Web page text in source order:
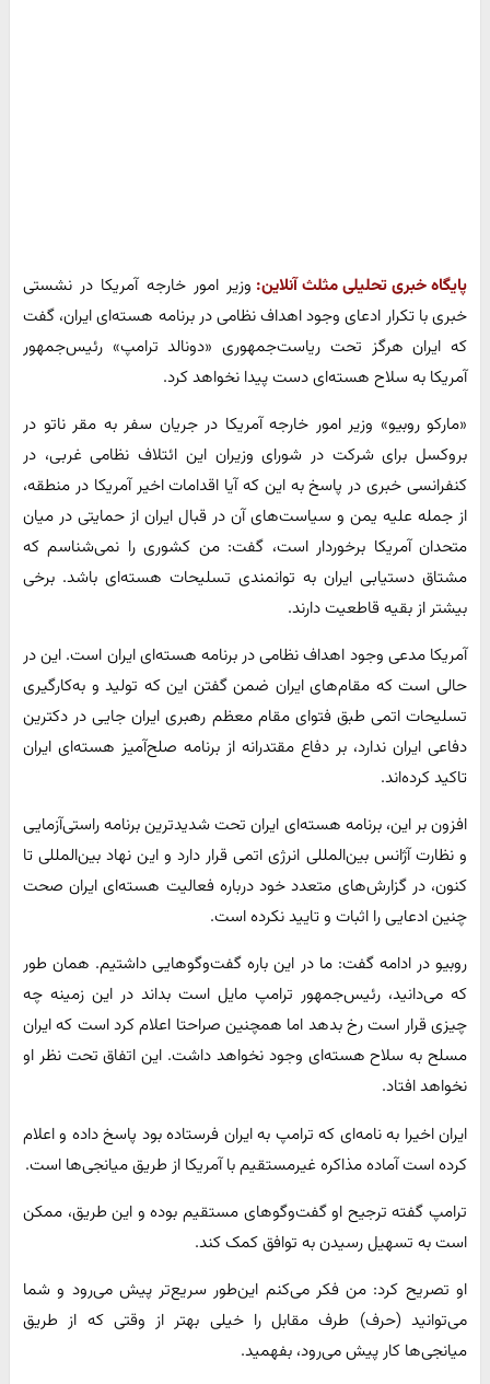
پایگاه خبری تحلیلی مثلث آنلاین: وزیر امور خارجه آمریکا در نشستی
خبری با تکرار ادعای وجود اهداف نظامی در برنامه هسته‌ای ایران، گفت
که ایران هرگز تحت ریاست‌جمهوری «دونالد ترامپ» رئیس‌جمهور
آمریکا به سلاح هسته‌ای دست پیدا نخواهد کرد.
«مارکو روبیو» وزیر امور خارجه آمریکا در جریان سفر به مقر ناتو در
بروکسل برای شرکت در شورای وزیران این ائتلاف نظامی غربی، در
کنفرانسی خبری در پاسخ به این که آیا اقدامات اخیر آمریکا در منطقه،
از جمله علیه یمن و سیاست‌های آن در قبال ایران از حمایتی در میان
متحدان آمریکا برخوردار است، گفت: من کشوری را نمی‌شناسم که
مشتاق دستیابی ایران به توانمندی‌ تسلیحات هسته‌ای باشد. برخی
بیشتر از بقیه قاطعیت دارند.
آمریکا مدعی وجود اهداف نظامی در برنامه هسته‌ای ایران است. این در
حالی است که مقام‌های ایران ضمن گفتن این که تولید و به‌کارگیری
تسلیحات اتمی طبق فتوای مقام معظم رهبری ایران جایی در دکترین
دفاعی ایران ندارد، بر دفاع مقتدرانه از برنامه صلح‌آمیز هسته‌ای ایران
تاکید کرده‌اند.
افزون بر این، برنامه هسته‌ای ایران تحت شدیدترین برنامه راستی‌آزمایی
و نظارت آژانس بین‌المللی انرژی اتمی قرار دارد و این نهاد بین‌المللی تا
کنون، در گزارش‌های متعدد خود درباره فعالیت هسته‌ای ایران صحت
چنین ادعایی را اثبات و تایید نکرده است.
روبیو در ادامه گفت: ما در این باره گفت‌وگوهایی داشتیم. همان طور
که می‌دانید، رئیس‌جمهور ترامپ مایل است بداند در این زمینه چه
چیزی قرار است رخ بدهد اما همچنین صراحتا اعلام کرد است که ایران
مسلح به سلاح هسته‌ای وجود نخواهد داشت. این اتفاق تحت نظر او
نخواهد افتاد.
ایران اخیرا به نامه‌ای که ترامپ به ایران فرستاده بود پاسخ داده و اعلام
کرده است آماده مذاکره غیرمستقیم با آمریکا از طریق میانجی‌ها است.
ترامپ گفته ترجیح او گفت‌وگوهای مستقیم بوده و این طریق، ممکن
است به تسهیل رسیدن به توافق کمک کند.
او تصریح کرد: من فکر می‌کنم این‌طور سریع‌تر پیش می‌رود و شما
می‌توانید (حرف) طرف مقابل را خیلی بهتر از وقتی که از طریق
میانجی‌ها کار پیش می‌رود، بفهمید.